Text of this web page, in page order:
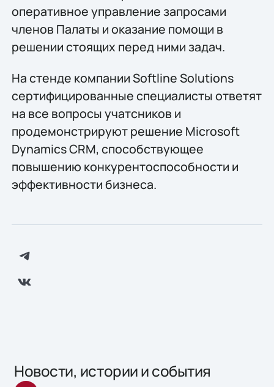
оперативное управление запросами
членов Палаты и оказание помощи в
решении стоящих перед ними задач.
На стенде компании Softline Solutions
сертифицированные специалисты ответят
на все вопросы учатсников и
продемонстрируют решение Microsoft
Dynamics CRM, способствующее
повышению конкурентоспособности и
эффективности бизнеса.
Новости, истории и события